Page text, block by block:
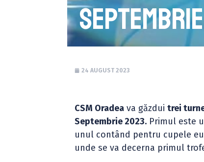
24 AUGUST 2023
CSM Oradea va găzduitrei
Septembrie 2023. Primul este
unul contând pentru cupele
unde se va decerna primul